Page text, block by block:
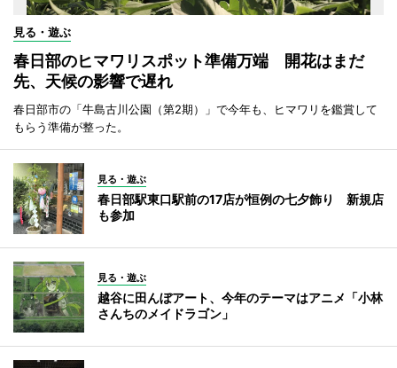
見る・遊ぶ
春日部のヒマワリスポット準備万端 開花はまだ
先、天候の影響で遅れ
春日部市の「牛島古川公園（第2期）」で今年も、ヒマワリを鑑賞して
もらう準備が整った。
見る・遊ぶ
春日部駅東口駅前の17店が恒例の七夕飾り 新規店
も参加
見る・遊ぶ
越谷に田んぼアート、今年のテーマはアニメ「小林
さんちのメイドラゴン」